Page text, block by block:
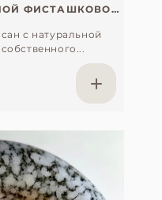
КРУАССАН С НАТУРАЛЬНОЙ ФИСТАШКОВОЙ ПАСТОЙ
с натуральной